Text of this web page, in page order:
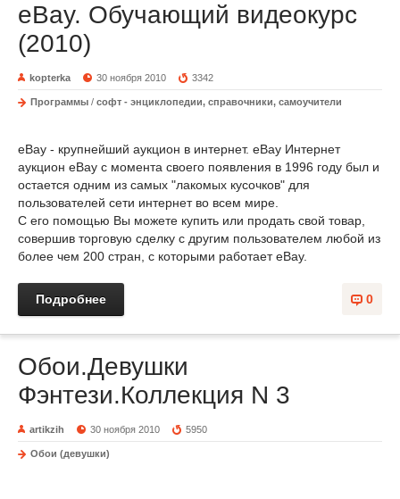
eBay. Обучающий видеокурс
(2010)
kopterka 30 ноября 2010 3342
Программы / софт - энциклопедии, справочники, самоучители
eBay - крупнейший аукцион в интернет. eBay Интернет
аукцион eBay с момента своего появления в 1996 году был и
остается одним из самых "лакомых кусочков" для
пользователей сети интернет во всем мире.
С его помощью Вы можете купить или продать свой товар,
совершив торговую сделку с другим пользователем любой из
более чем 200 стран, с которыми работает eBay.
0
Подробнее
Обои.Девушки
Фэнтези.Коллекция N 3
artikzih 30 ноября 2010 5950
Обои (девушки)